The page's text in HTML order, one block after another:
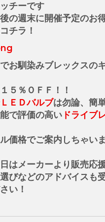
チーです
の週末に開催予定のお
チラ！
お馴染みブレックスの
５％ＯＦＦ！！
ＬＥＤバルブは勿論、簡
で評価の高い ドライブ
価格でご案内しちゃい
はメーカーより販売応
びなどのアドバイスも
い！